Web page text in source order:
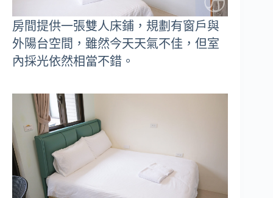
房間提供一張雙人床鋪，規劃有窗戶與
外陽台空間，雖然今天天氣不佳，但室
內採光依然相當不錯。